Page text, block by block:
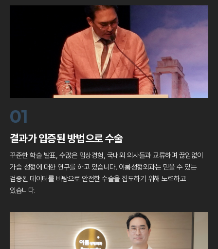
01
결과가 입증된 방법으로 수술
꾸준한 학술 발표, 수많은 임상경험, 국내외 의사들과 교류하며 끊임없이
가슴 성형에 대한 연구를 하고 있습니다. 이룸성형외과는 믿을 수 있는
검증된 데이터를 바탕으로 안전한 수술을 집도하기 위해 노력하고
있습니다.